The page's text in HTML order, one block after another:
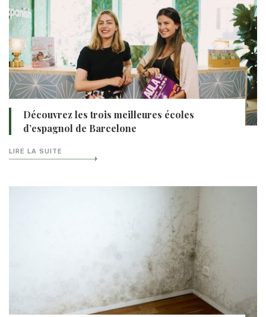
Découvrez les trois meilleures écoles
d’espagnol de Barcelone
LIRE LA SUITE